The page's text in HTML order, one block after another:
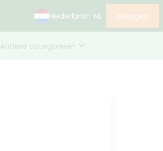
Nederland- NL Inloggen
Andere categorieën